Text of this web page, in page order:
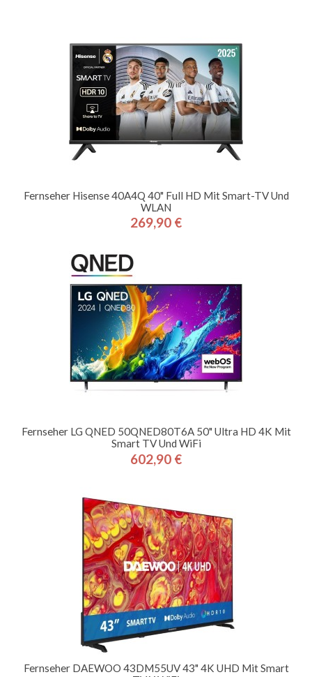
Fernseher Hisense 40A4Q 40" Full HD Mit Smart-TV Und
WLAN
Preis
269,90 €
Fernseher LG QNED 50QNED80T6A 50" Ultra HD 4K Mit
Smart TV Und WiFi
Preis
602,90 €
Fernseher DAEWOO 43DM55UV 43" 4K UHD Mit Smart